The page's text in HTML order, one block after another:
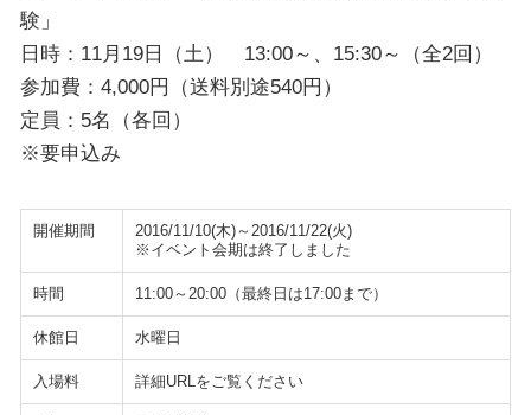
験」
日時：11月19日（土） 13:00～、15:30～（全2回）
参加費：4,000円（送料別途540円）
定員：5名（各回）
※要申込み
開催期間
2016/11/10(木)～2016/11/22(火)
※イベント会期は終了しました
時間 11:00～20:00（最終日は17:00まで）
休館日 水曜日
入場料 詳細URLをご覧ください